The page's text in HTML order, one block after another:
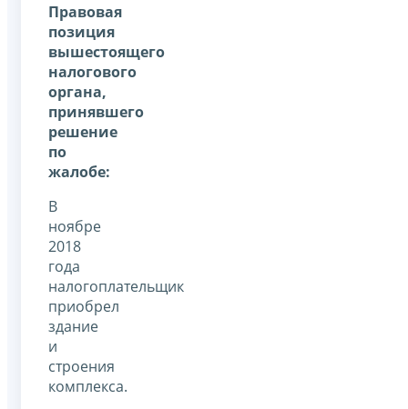
Правовая
позиция
вышестоящего
налогового
органа,
принявшего
решение
по
жалобе:
В
ноябре
2018
года
налогоплательщик
приобрел
здание
и
строения
комплекса.